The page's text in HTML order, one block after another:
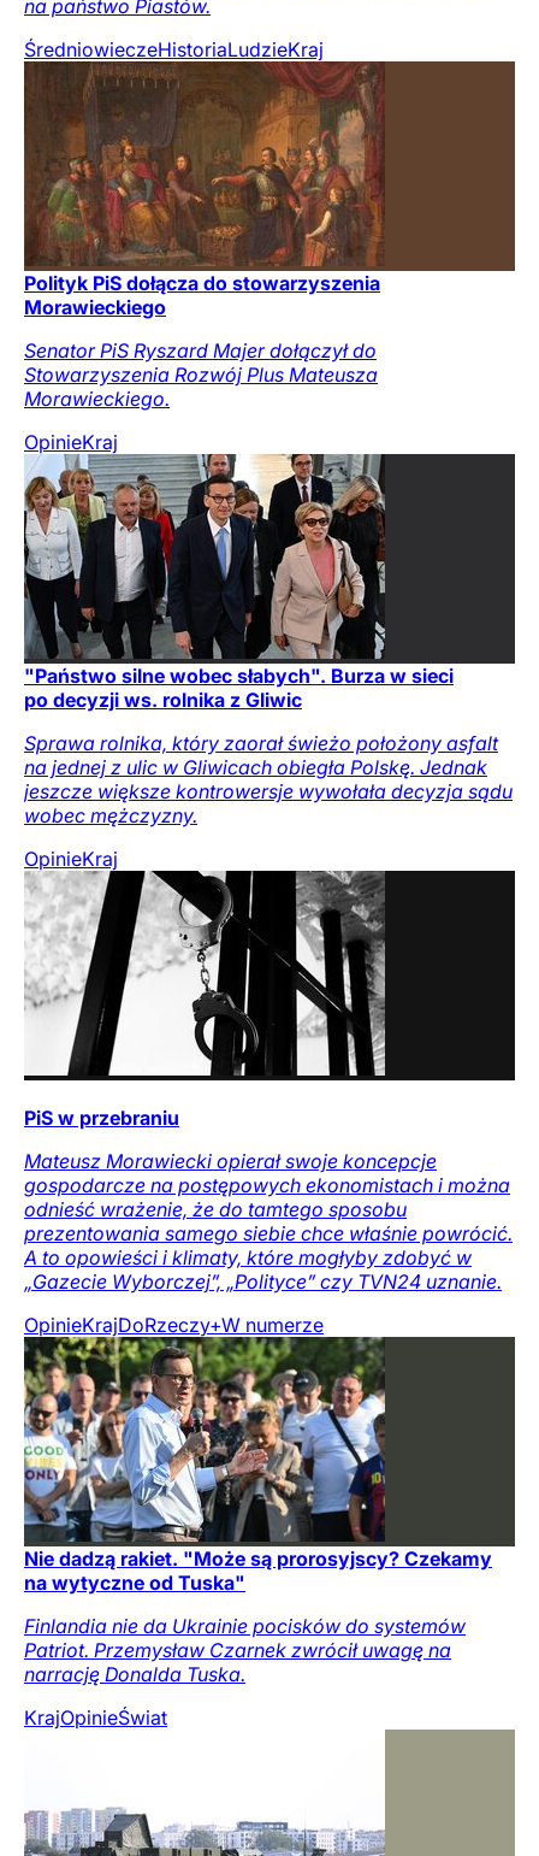
na państwo Piastów.
ŚredniowieczeHistoriaLudzieKraj
Polityk PiS dołącza do stowarzyszenia
Morawieckiego
Senator PiS Ryszard Majer dołączył do
Stowarzyszenia Rozwój Plus Mateusza
Morawieckiego.
OpinieKraj
"Państwo silne wobec słabych". Burza w sieci
po decyzji ws. rolnika z Gliwic
Sprawa rolnika, który zaorał świeżo położony asfalt
na jednej z ulic w Gliwicach obiegła Polskę. Jednak
jeszcze większe kontrowersje wywołała decyzja sądu
wobec mężczyzny.
OpinieKraj
PiS w przebraniu
Mateusz Morawiecki opierał swoje koncepcje
gospodarcze na postępowych ekonomistach i można
odnieść wrażenie, że do tamtego sposobu
prezentowania samego siebie chce właśnie powrócić.
A to opowieści i klimaty, które mogłyby zdobyć w
„Gazecie Wyborczej”, „Polityce” czy TVN24 uznanie.
OpinieKrajDoRzeczy+W numerze
Nie dadzą rakiet. "Może są prorosyjscy? Czekamy
na wytyczne od Tuska"
Finlandia nie da Ukrainie pocisków do systemów
Patriot. Przemysław Czarnek zwrócił uwagę na
narrację Donalda Tuska.
KrajOpinieŚwiat